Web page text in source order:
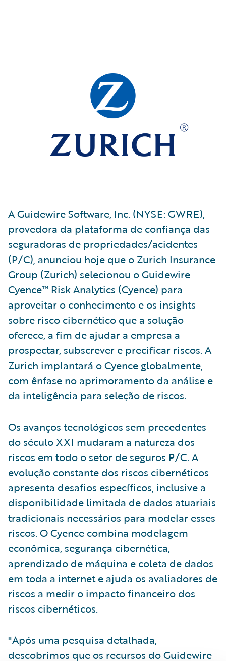
A Guidewire Software, Inc. (NYSE: GWRE),
provedora da plataforma de confiança das
seguradoras de propriedades/acidentes
(P/C), anunciou hoje que o Zurich Insurance
Group (Zurich) selecionou o Guidewire
Cyence™ Risk Analytics (Cyence) para
aproveitar o conhecimento e os insights
sobre risco cibernético que a solução
oferece, a fim de ajudar a empresa a
prospectar, subscrever e precificar riscos. A
Zurich implantará o Cyence globalmente,
com ênfase no aprimoramento da análise e
da inteligência para seleção de riscos.
Os avanços tecnológicos sem precedentes
do século XXI mudaram a natureza dos
riscos em todo o setor de seguros P/C. A
evolução constante dos riscos cibernéticos
apresenta desafios específicos, inclusive a
disponibilidade limitada de dados atuariais
tradicionais necessários para modelar esses
riscos. O Cyence combina modelagem
econômica, segurança cibernética,
aprendizado de máquina e coleta de dados
em toda a internet e ajuda os avaliadores de
riscos a medir o impacto financeiro dos
riscos cibernéticos.
"Após uma pesquisa detalhada,
descobrimos que os recursos do Guidewire